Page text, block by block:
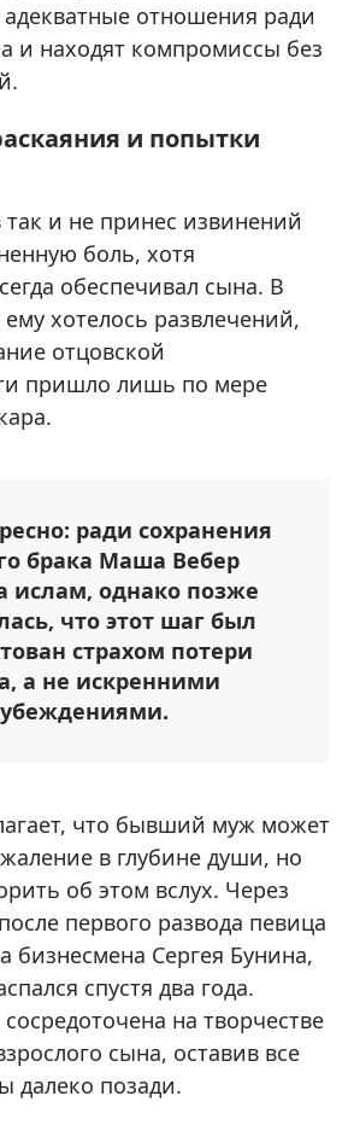
отношения ради
и находят компромиссы без
и попытки
и не принес извинений
боль, хотя
обеспечивал сына. В
хотелось развлечений,
отцовской
пришло лишь по мере
ради сохранения
брака Маша Вебер
ислам, однако позже
что этот шаг был
страхом потери
а не искренними
убеждениями.
что бывший муж может
в глубине души, но
об этом вслух. Через
первого развода певица
бизнесмена Сергея Бунина,
спустя два года.
сосредоточена на творчестве
сына, оставив все
далеко позади.